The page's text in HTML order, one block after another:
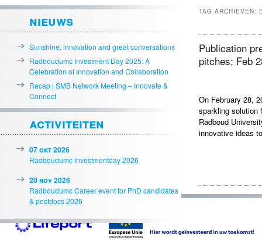
de
primaire
inhoud
de
secundaire
inhoud
TAG ARCHIEVEN:
Publication
pitches; Feb
On February 28,
sparkling solution
Radboud
innovative ideas
nieuws
Sunshine, innovation and great conversations
Radboudumc Investment Day 2025: A
Celebration of Innovation and Collaboration
Recap | SMB Network Meeting – Innovate &
Connect
activiteiten
07 okt 2026
Radboudumc Investmentday 2026
20 nov 2026
Radboudumc Career event for PhD candidates
& postdocs 2026